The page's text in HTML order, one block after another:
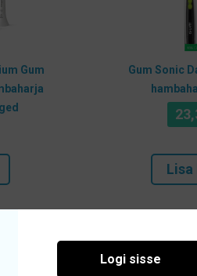
Gum
Gum Sonic
Lisa
Logi sisse